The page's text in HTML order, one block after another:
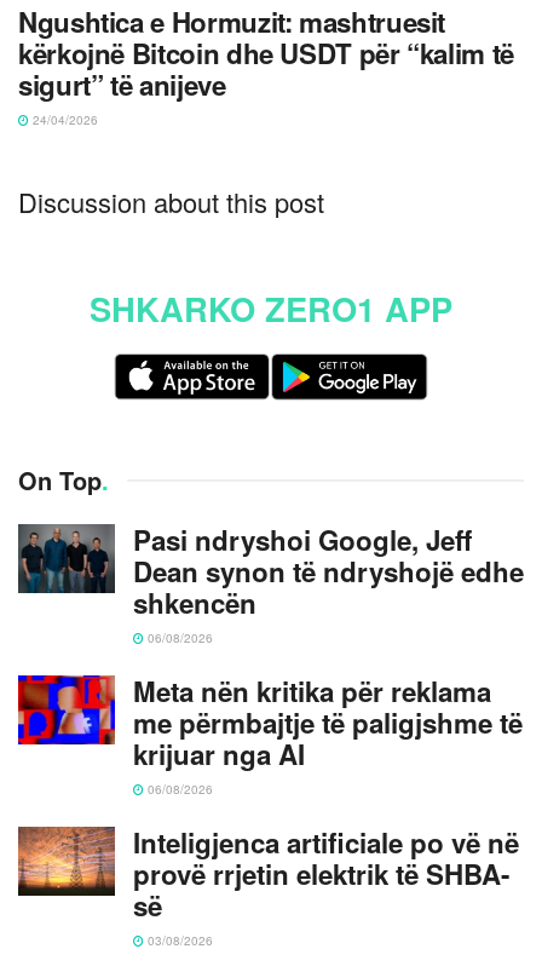
Ngushtica e Hormuzit: mashtruesit
kërkojnë Bitcoin dhe USDT për “kalim të
sigurt” të anijeve
24/04/2026
Discussion about this post
SHKARKO ZERO1 APP
On Top.
Pasi ndryshoi Google, Jeff
Dean synon të ndryshojë edhe
shkencën
06/08/2026
Meta nën kritika për reklama
me përmbajtje të paligjshme të
krijuar nga AI
06/08/2026
Inteligjenca artificiale po vë në
provë rrjetin elektrik të SHBA-
së
03/08/2026